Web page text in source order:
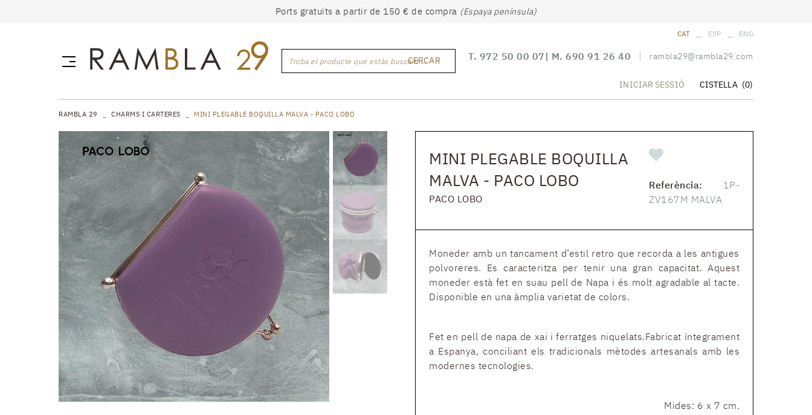
Ports gratuïts a partir de 150 € de compra (Espaya península)
Troba el producte que estàs buscant ...
CERCAR
CAT ESP ENG
T. 972 50 00 07 | M. 690 91 26 40 rambla29@rambla29.com
INICIAR SESSIÓ CISTELLA (0)
RAMBLA 29 CHARMS I CARTERES MINI PLEGABLE BOQUILLA MALVA - PACO LOBO
MINI PLEGABLE BOQUILLA
MALVA - PACO LOBO
PACO LOBO
Referència: 1P-
ZV167M MALVA
Moneder amb un tancament d’estil retro que recorda a les antigues
polvoreres. Es caracteritza per tenir una gran capacitat. Aquest
moneder està fet en suau pell de Napa i és molt agradable al tacte.
Disponible en una àmplia varietat de colors.
Fet en pell de napa de xai i ferratges niquelats.Fabricat íntegrament
a Espanya, conciliant els tradicionals mètodes artesanals amb les
modernes tecnologies.
Mides: 6 x 7 cm.